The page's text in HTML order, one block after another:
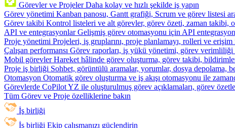
Görevler ve Projeler Daha kolay ve hızlı şekilde iş yapın
Görev yönetimi Kanban panosu, Gantt grafiği, Scrum ve görev listesi
Görev takibi Kontrol listeleri ve alt görevler, görev özeti, zaman takibi,
API ve entegrasyonlar Gelişmiş görev otomasyonu için API
Proje yönetimi Projeleri, iş gruplarını, proje planlamayı, rolleri ve
Çalışan performansı Görev raporları, iş yükü yönetimi, görev
Mobil görevler Hareket hâlinde görev oluşturma, görev takibi,
Proje iş birliği Sohbet, görüntülü aramalar, yorumlar, dosya depolama,
Otomasyon Otomatik görev oluşturma ve iş akışı otomasyonu ile
Görevlerde CoPilotYZ ile oluşturulmuş görev açıklamaları, görev
Tüm Görev ve Proje özelliklerine bakın
İş birliği
İş birliği Ekip çalışmanızı güçlendirin